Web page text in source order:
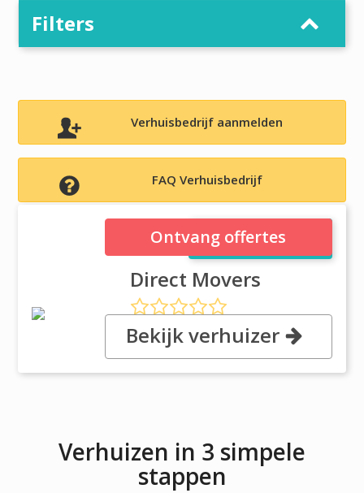
Filters
Verhuisbedrijf aanmelden
FAQ Verhuisbedrijf
Direct Movers
Direct Movers
, 2 Lemon Street,, B63 3XE
Halesowen
Ontvang offertes
Bekijk verhuizer
Verhuizen in 3 simpele
stappen